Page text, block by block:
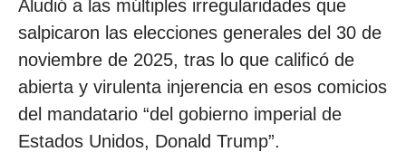
Aludió a las múltiples irregularidades que
salpicaron las elecciones generales del 30 de
noviembre de 2025, tras lo que calificó de
abierta y virulenta injerencia en esos comicios
del mandatario “del gobierno imperial de
Estados Unidos, Donald Trump”.